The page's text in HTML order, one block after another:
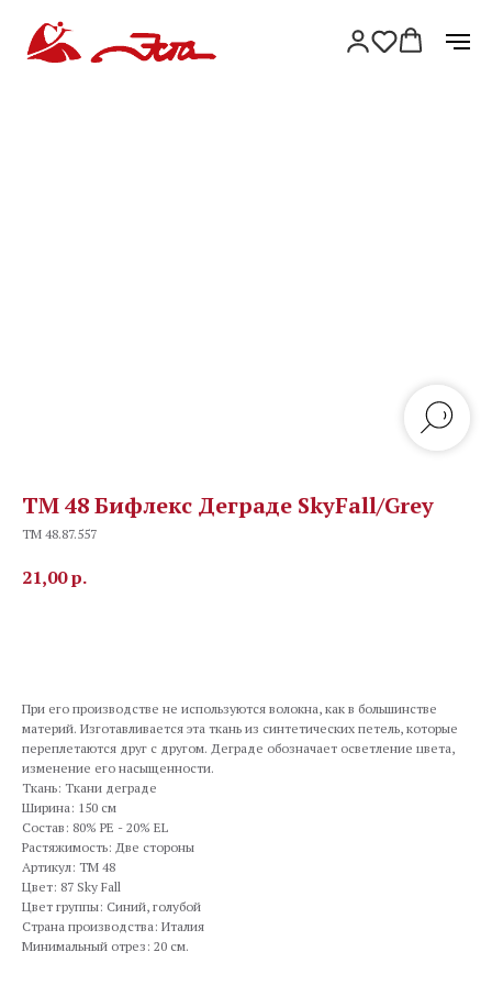
TM 48 Бифлекс Деграде SkyFall/Grey
TM 48.87.557
21,00р.
При его производстве не используются волокна, как в большинстве
материй. Изготавливается эта ткань из синтетических петель, которые
переплетаются друг с другом. Деграде обозначает осветление цвета,
изменение его насыщенности.
Ткань: Ткани деграде
Ширина: 150 см
Состав: 80% PE - 20% EL
Растяжимость: Две стороны
Артикул: TM 48
Цвет: 87 Sky Fall
Цвет группы: Синий, голубой
Страна производства: Италия
Минимальный отрез: 20 см.